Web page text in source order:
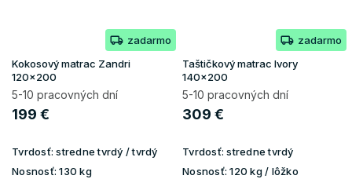
zadarmo
Kokosový matrac Zandri
120x200
5-10 pracovných dní
199 €
Tvrdosť: stredne tvrdý / tvrdý
Nosnosť: 130 kg
zadarmo
Taštičkový matrac Ivory
140x200
5-10 pracovných dní
309 €
Tvrdosť: stredne tvrdý
Nosnosť: 120 kg / lôžko